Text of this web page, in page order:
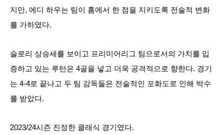
지만, 에디 하우는 팀이 홈에서 한 점을 지키도록 전술적 변화
를 가하였다.
슬로리 상승세를 보이고 프리미어리그 팀으로서의 가치를 입
증하고 있는 루턴은 4골을 넣고 더욱 공격적으로 향한다. 경기
는 4-4로 끝나고 두 팀 감독들은 전술적인 포화도로 인해 박수
를 받았다.
2023/24시즌 진정한 클래식 경기였다.